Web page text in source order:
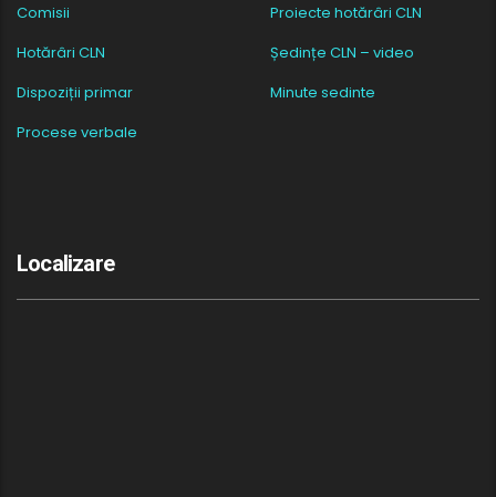
Comisii
Proiecte hotărâri CLN
Hotărâri CLN
Ședințe CLN – video
Dispoziții primar
Minute sedinte
Procese verbale
Localizare